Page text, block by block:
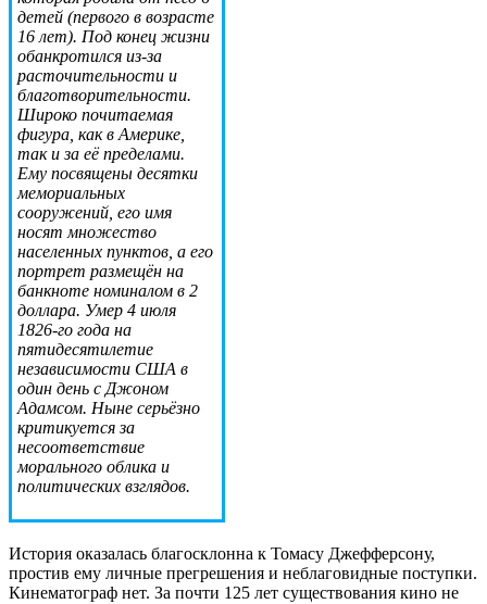
детей (первого в возрасте
16 лет). Под конец жизни
обанкротился из-за
расточительности и
благотворительности.
Широко почитаемая
фигура, как в Америке,
так и за её пределами.
Ему посвящены десятки
мемориальных
сооружений, его имя
носят множество
населенных пунктов, а его
портрет размещён на
банкноте номиналом в 2
доллара. Умер 4 июля
1826-го года на
пятидесятилетие
независимости США в
один день с Джоном
Адамсом. Ныне серьёзно
критикуется за
несоответствие
морального облика и
политических взглядов.
История оказалась благосклонна к Томасу Джефферсону,
простив ему личные прегрешения и неблаговидные поступки.
Кинематограф нет. За почти 125 лет существования кино не